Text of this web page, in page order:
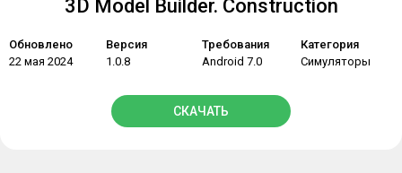
3D Model Builder. Construction
Обновлено
22 мая 2024
Версия
1.0.8
Требования
Android 7.0
Категория
Симуляторы
СКАЧАТЬ